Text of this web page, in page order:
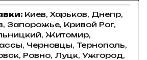
Киев, Харьков, Днепр,
Запорожье, Кривой Рог,
Житомир,
Черновцы, Тернополь,
Ровно, Луцк, Ужгород,